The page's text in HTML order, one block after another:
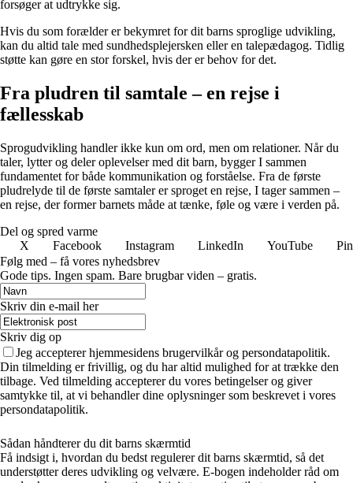
forsøger at udtrykke sig.
Hvis du som forælder er bekymret for dit barns sproglige udvikling,
kan du altid tale med sundhedsplejersken eller en talepædagog. Tidlig
støtte kan gøre en stor forskel, hvis der er behov for det.
Fra pludren til samtale – en rejse i
fællesskab
Sprogudvikling handler ikke kun om ord, men om relationer. Når du
taler, lytter og deler oplevelser med dit barn, bygger I sammen
fundamentet for både kommunikation og forståelse. Fra de første
pludrelyde til de første samtaler er sproget en rejse, I tager sammen –
en rejse, der former barnets måde at tænke, føle og være i verden på.
Del og spred varme
X
Facebook Instagram LinkedIn YouTube
Følg med – få vores nyhedsbrev
Gode tips. Ingen spam. Bare brugbar viden – gratis.
Skriv din e-mail her
Skriv dig op
Jeg accepterer hjemmesidens brugervilkår og persondatapolitik.
Din tilmelding er frivillig, og du har altid mulighed for at trække den
tilbage. Ved tilmelding accepterer du vores betingelser og giver
samtykke til, at vi behandler dine oplysninger som beskrevet i vores
persondatapolitik.
Sådan håndterer du dit barns skærmtid
Få indsigt i, hvordan du bedst regulerer dit barns skærmtid, så det
understøtter deres udvikling og velvære. E-bogen indeholder råd om